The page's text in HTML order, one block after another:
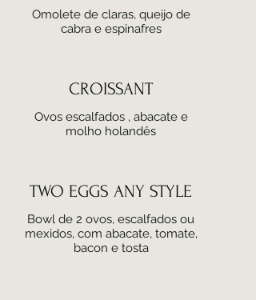
Omolete de claras, queijo de
cabra e espinafres
CROISSANT
Ovos escalfados , abacate e
molho holandês
TWO EGGS ANY STYLE
Bowl de 2 ovos, escalfados ou
mexidos, com abacate, tomate,
bacon e tosta